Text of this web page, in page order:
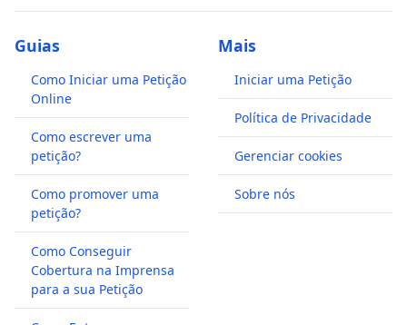
Guias
Como Iniciar uma Petição
Online
Como escrever uma
petição?
Como promover uma
petição?
Como Conseguir
Cobertura na Imprensa
para a sua Petição
Mais
Iniciar uma Petição
Política de Privacidade
Gerenciar cookies
Sobre nós